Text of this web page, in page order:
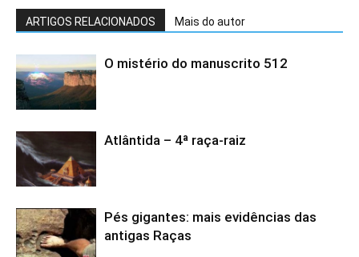
ARTIGOS RELACIONADOS Mais do autor
O mistério do manuscrito 512
Atlântida – 4ª raça-raiz
Pés gigantes: mais evidências das
antigas Raças